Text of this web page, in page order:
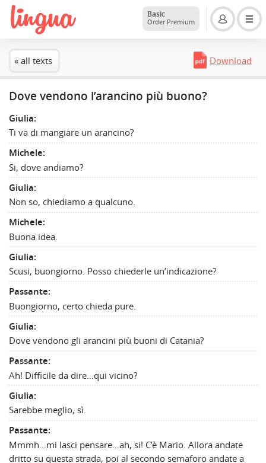
Basic
Order Premium
« all texts Download
Dove vendono l’arancino più buono?
Giulia:
Ti va di mangiare un arancino?
Michele:
Si, dove andiamo?
Giulia:
Non so, chiediamo a qualcuno.
Michele:
Buona idea.
Giulia:
Scusi, buongiorno. Posso chiederle un’indicazione?
Passante:
Buongiorno, certo chieda pure.
Giulia:
Dove vendono gli arancini più buoni di Catania?
Passante:
Ah! Difficile da dire…qui vicino?
Giulia:
Sarebbe meglio, sì.
Passante:
Mmmh…mi lasci pensare…ah, si! C’è Mario. Allora andate
dritto su questa strada, poi al secondo semaforo andate a